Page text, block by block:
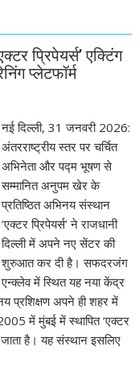
प्रिपेयर्स’ एक्टिंग
प्लेटफॉर्म
नई दिल्ली, 31 जनवरी 2026:
अंतरराष्ट्रीय स्तर पर चर्चित
अभिनेता और पद्म भूषण से
सम्मानित अनुपम खेर के
प्रतिष्ठित अभिनय संस्थान
‘एक्टर प्रिपेयर्स’ ने राजधानी
दिल्ली में अपने नए सेंटर की
शुरुआत कर दी है। सफदरजंग
एन्क्लेव में स्थित यह नया केंद्र
प्रशिक्षण अपने ही शहर में
में मुंबई में स्थापित ‘एक्टर
जाता है। यह संस्थान इसलिए